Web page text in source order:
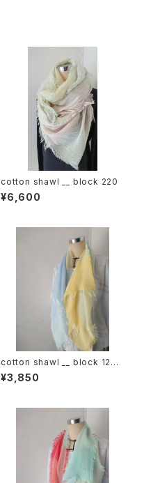
cotton shawl __ block 220
¥6,600
cotton shawl __ block 120
天泣w
¥3,850